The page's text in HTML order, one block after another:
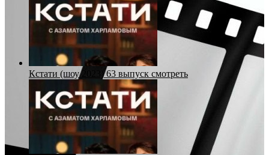
Кстати (шоу 2023) 63 выпуск смотреть